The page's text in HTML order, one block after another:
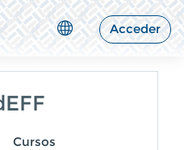
Acceder
Cursos